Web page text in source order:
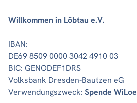
Willkommen in Löbtau e.V.
IBAN:
DE69 8509 0000 3042 4910 03
BIC: GENODEF1DRS
Volksbank Dresden-Bautzen eG
Verwendungszweck: Spende WiLoe